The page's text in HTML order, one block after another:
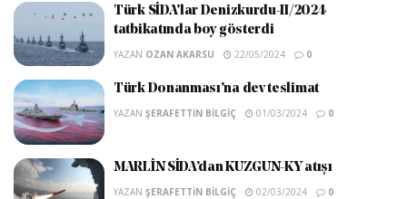
Türk SİDA’lar Denizkurdu-II/2024
tatbikatında boy gösterdi
YAZAN OZAN AKARSU 22/05/2024 0
Türk Donanması’na dev teslimat
YAZAN ŞERAFETTIN BILGIÇ 01/03/2024 0
MARLİN SİDA’dan KUZGUN-KY atışı
YAZAN ŞERAFETTIN BILGIÇ 02/03/2024 0